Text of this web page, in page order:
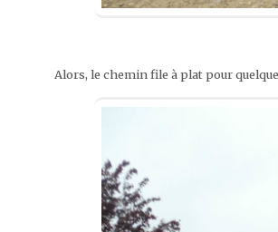
Alors, le chemin file à plat pour